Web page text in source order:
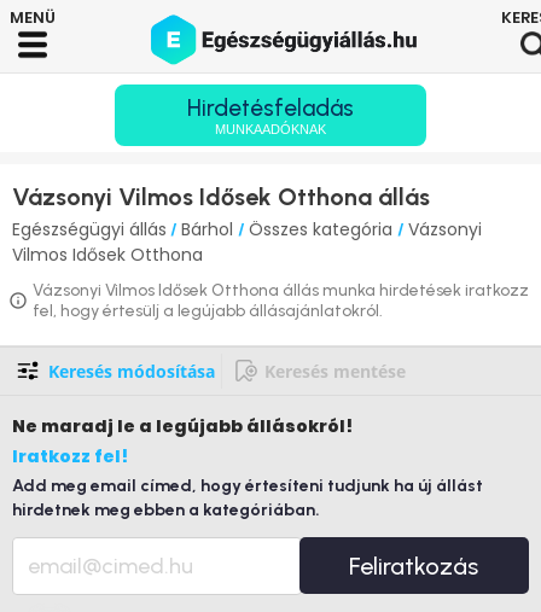
Hirdetésfeladás
MUNKAADÓKNAK
Vázsonyi Vilmos Idősek Otthona állás
Egészségügyi állás / Bárhol / Összes kategória / Vázsonyi
Vilmos Idősek Otthona
Vázsonyi Vilmos Idősek Otthona állás munka hirdetések iratkozz
fel, hogy értesülj a legújabb állásajánlatokról.
Keresés módosítása Keresés mentése
Ne maradj le a legújabb állásokról!
Iratkozz fel!
Add meg email címed, hogy értesíteni tudjunk ha új állást
hirdetnek meg ebben a kategóriában.
Feliratkozás